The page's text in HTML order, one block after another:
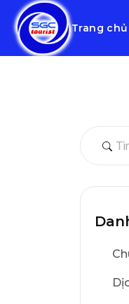
Trang chủ